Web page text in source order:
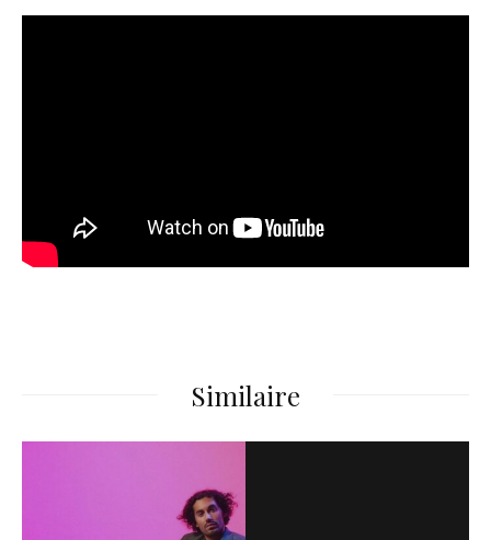
Similaire